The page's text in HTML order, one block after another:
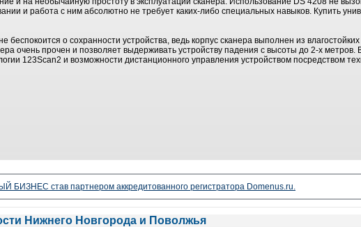
и работа с ним абсолютно не требует каких-либо специальных навыков. Купить
беспокоится о сохранности устройства, ведь корпус сканера выполнен из
очень прочен и позволяет выдерживать устройству падения с высоты до 2-х метров.
123Scan2 и возможности дистанционного управления устройством посредством
став партнером аккредитованного регистратора Domenus.ru.
Нижнего Новгорода и Поволжья